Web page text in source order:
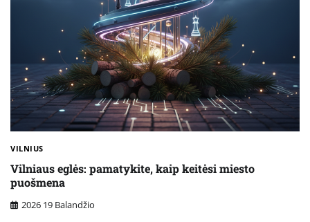
VILNIUS
Vilniaus eglės: pamatykite, kaip keitėsi miesto
puošmena
2026 19 Balandžio